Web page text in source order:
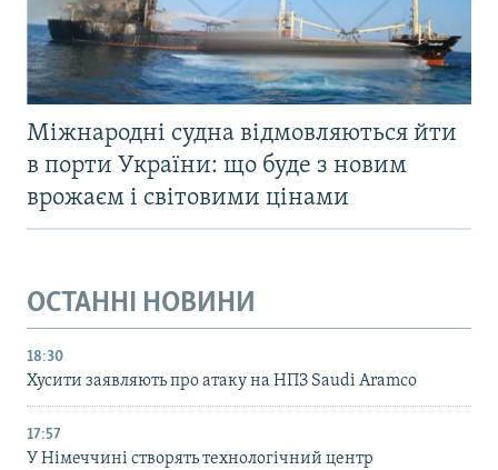
Міжнародні судна відмовляються йти
в порти України: що буде з новим
врожаєм і світовими цінами
ОСТАННІ НОВИНИ
18:30
Хусити заявляють про атаку на НПЗ Saudi Aramco
17:57
У Німеччині створять технологічний центр